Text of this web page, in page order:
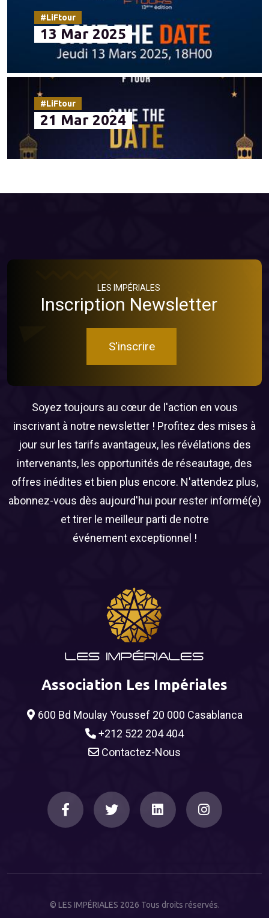
#LiFtour
13 Mar 2025
#LiFtour
21 Mar 2024
LES IMPÉRIALES
Inscription Newsletter
S'inscrire
Soyez toujours au cœur de l'action en vous
inscrivant à notre newsletter ! Profitez des mises à
jour sur les tarifs avantageux, les révélations des
intervenants, les opportunités de réseautage, des
offres inédites et bien plus encore. N'attendez plus,
abonnez-vous dès aujourd'hui pour rester informé(e)
et tirer le meilleur parti de notre
événement exceptionnel !
Association Les Impériales
600 Bd Moulay Youssef 20 000 Casablanca
+212 522 204 404
Contactez-Nous
© LES IMPÉRIALES 2026 Tous droits réservés.